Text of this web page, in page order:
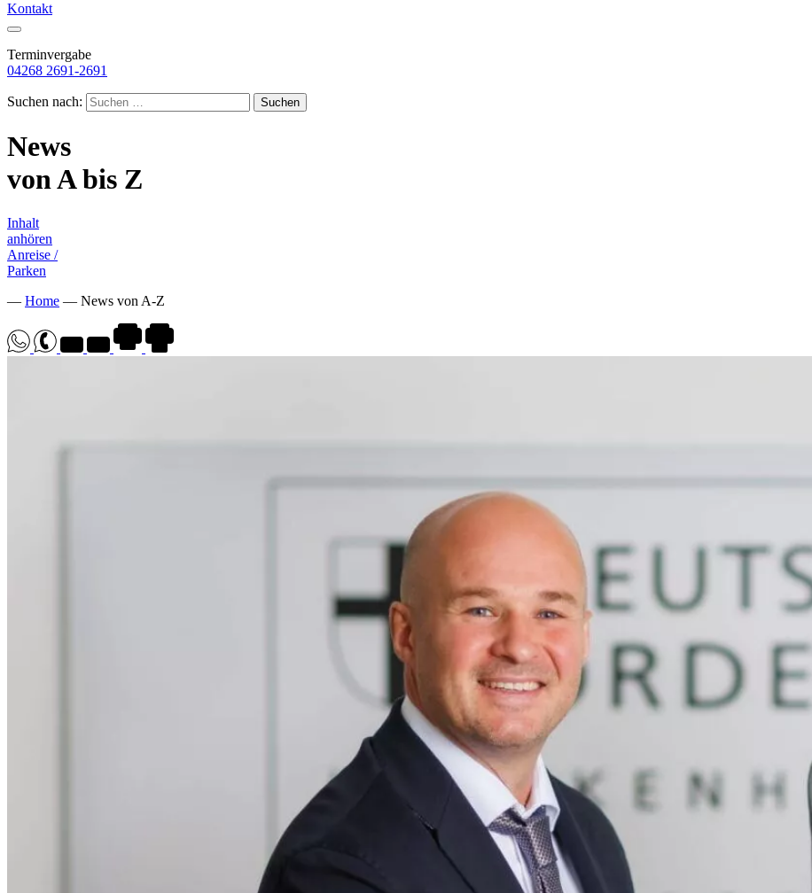
Kontakt
Terminvergabe
04268 2691-2691
Suchen nach:
News
von A bis Z
Inhalt
anhören
Anreise /
Parken
— Home — News von A-Z